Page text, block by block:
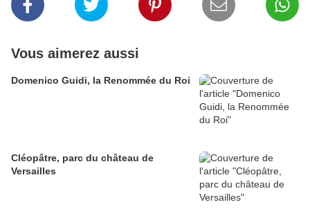
Vous aimerez aussi
Domenico Guidi, la Renommée du Roi
Cléopâtre, parc du château de
Versailles